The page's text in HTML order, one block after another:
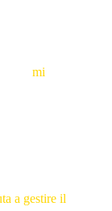
mi
a gestire il